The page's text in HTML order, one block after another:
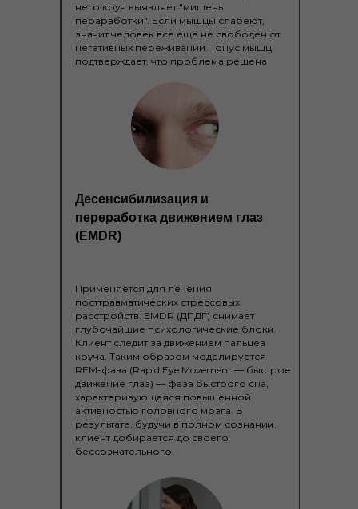
него коуч выявляет "мишень
пераработки". Если мышцы слабеют,
значит человек все еще не свободен от
негативных переживаний. Тонус мышц
подтверждает, что проблема решена.
Десенсибилизация и
переработка движением глаз
(EMDR)
Применяется для лечения
посттравматических стрессовых
расстройств. EMDR (ДПДГ) снимает
глубочайшие психологические блоки.
Клиент следит за движением пальцев
коуча. Таким образом моделируется
REM-фаза (Rapid Eye Movement — быстрое
движение глаз) — фаза быстрого сна,
характеризующаяся повышенной
активностью головного мозга. В
результате, будучи в полном сознании,
клиент добирается до своего
бессознательного.